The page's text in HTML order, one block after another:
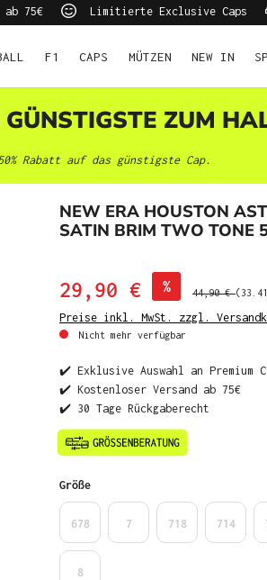
75€ Limitierte Exclusive Caps
F1 CAPS MÜTZEN NEW IN
ZUM
Rabatt auf das günstigste Cap.
NEW ERA HOUSTON
SATIN BRIM TWO TONE
29,90 € % 44,90 €
Preise inkl. MwSt. zzgl.
Nicht mehr verfügbar
✔️ Exklusive Auswahl an Premium
✔️ Kostenloser Versand ab 75€
✔️ 30 Tage Rückgaberecht
Größeauswählen
678 7 718 714
8